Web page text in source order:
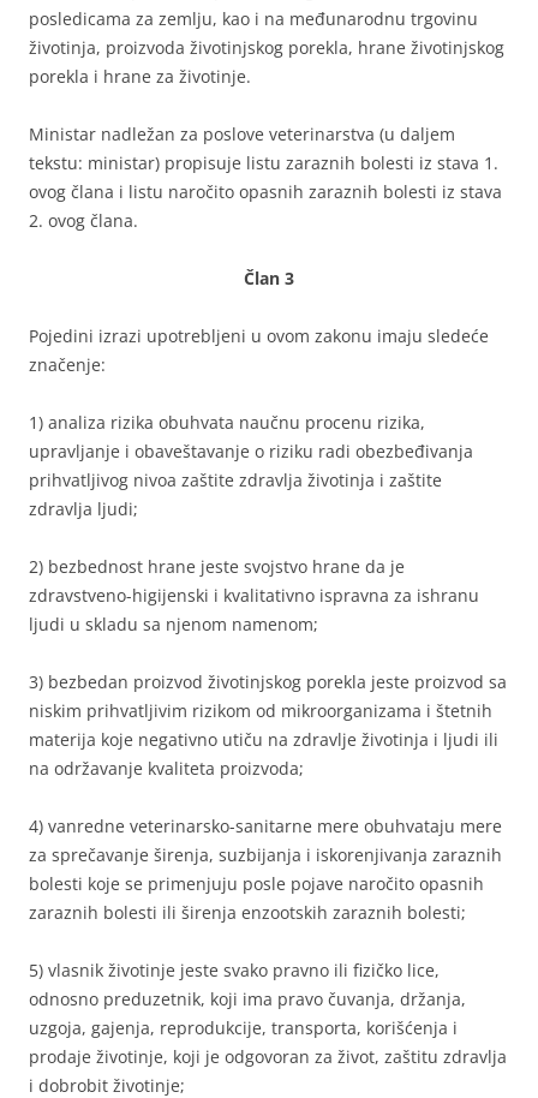
posledicama za zemlju, kao i na međunarodnu trgovinu
životinja, proizvoda životinjskog porekla, hrane životinjskog
porekla i hrane za životinje.
Ministar nadležan za poslove veterinarstva (u daljem
tekstu: ministar) propisuje listu zaraznih bolesti iz stava 1.
ovog člana i listu naročito opasnih zaraznih bolesti iz stava
2. ovog člana.
Član 3
Pojedini izrazi upotrebljeni u ovom zakonu imaju sledeće
značenje:
1) analiza rizika obuhvata naučnu procenu rizika,
upravljanje i obaveštavanje o riziku radi obezbeđivanja
prihvatljivog nivoa zaštite zdravlja životinja i zaštite
zdravlja ljudi;
2) bezbednost hrane jeste svojstvo hrane da je
zdravstveno-higijenski i kvalitativno ispravna za ishranu
ljudi u skladu sa njenom namenom;
3) bezbedan proizvod životinjskog porekla jeste proizvod sa
niskim prihvatljivim rizikom od mikroorganizama i štetnih
materija koje negativno utiču na zdravlje životinja i ljudi ili
na održavanje kvaliteta proizvoda;
4) vanredne veterinarsko-sanitarne mere obuhvataju mere
za sprečavanje širenja, suzbijanja i iskorenjivanja zaraznih
bolesti koje se primenjuju posle pojave naročito opasnih
zaraznih bolesti ili širenja enzootskih zaraznih bolesti;
5) vlasnik životinje jeste svako pravno ili fizičko lice,
odnosno preduzetnik, koji ima pravo čuvanja, držanja,
uzgoja, gajenja, reprodukcije, transporta, korišćenja i
prodaje životinje, koji je odgovoran za život, zaštitu zdravlja
i dobrobit životinje;